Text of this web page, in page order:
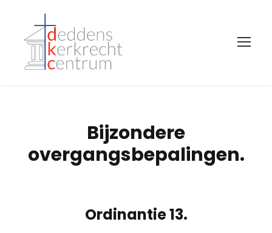
Bijzondere
overgangsbepalingen.
Ordinantie 13.